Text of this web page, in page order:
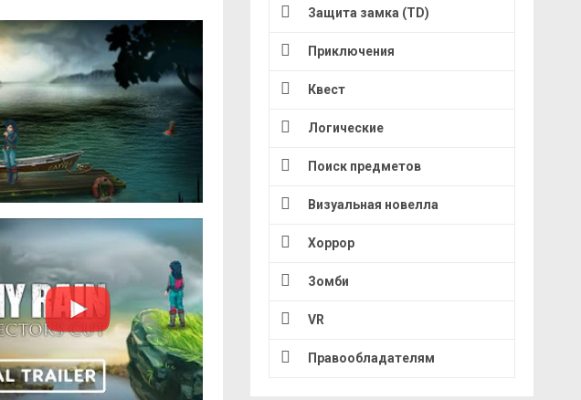
Защита замка (TD)
Приключения
Квест
Логические
Поиск предметов
Визуальная новелла
Хоррор
Зомби
VR
Правообладателям